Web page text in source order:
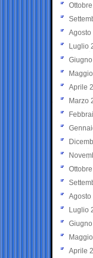
Agosto
Luglio
Aprile
Marzo
Agosto
Luglio
Aprile